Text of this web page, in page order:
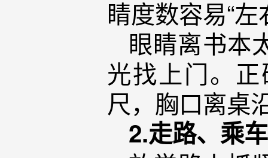
睛度数容易“
眼睛离书本
光找上门。
尺，胸口离桌
2.走路、乘